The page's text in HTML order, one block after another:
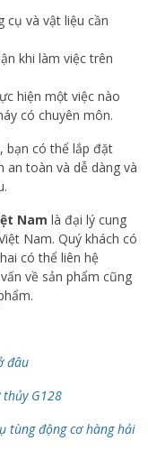
cụ và vật liệu cần
khi làm việc trên
hiện một việc nào
có chuyên môn.
bạn có thể lắp đặt
an toàn và dễ dàng và
Nam là đại lý cung
Nam. Quý khách có
có thể liên hệ
về sản phẩm cũng
đâu
G128
tùng động cơ hàng hải